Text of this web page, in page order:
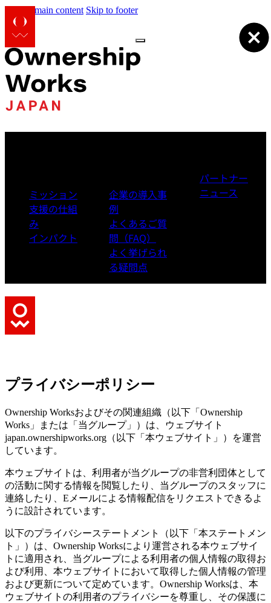
Skip to main content Skip to footer
ミッション
支援の仕組
み
インパクト
企業の導入事
例
よくあるご質
問（FAQ）
よく挙げられ
る疑問点
パートナー
ニュース
プライバシーポリシー
Ownership Worksおよびその関連組織（以下「Ownership
Works」または「当グループ」）は、ウェブサイト
japan.ownershipworks.org（以下「本ウェブサイト」）を運営
しています。
本ウェブサイトは、利用者が当グループの非営利団体として
の活動に関する情報を閲覧したり、当グループのスタッフに
連絡したり、Eメールによる情報配信をリクエストできるよ
うに設計されています。
以下のプライバシーステートメント（以下「本ステートメン
ト」）は、Ownership Worksにより運営される本ウェブサイ
トに適用され、当グループによる利用者の個人情報の取得お
よび利用、本ウェブサイトにおいて取得した個人情報の管理
および更新について定めています。Ownership Worksは、本
ウェブサイトの利用者のプライバシーを尊重し、その保護に